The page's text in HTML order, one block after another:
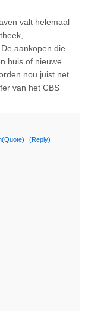
valt helemaal
aankopen die
huis of nieuwe
nou juist net
van het CBS
(Quote) (Reply)